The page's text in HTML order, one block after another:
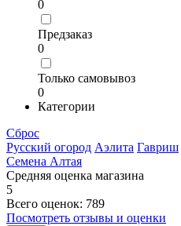
0
Предзаказ
0
Только самовывоз
0
Категории
Сброс
Русский огород Аэлита Гавриш
Семена Алтая
Средняя оценка магазина
5
Всего оценок: 789
Посмотреть отзывы и оценки